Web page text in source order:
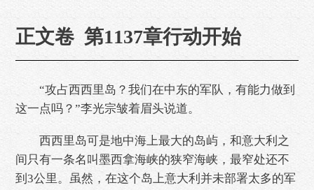
正文卷 第1137章行动开始
“攻占西西里岛？我们在中东的军队，有能力做到
这一点吗？”李光宗皱着眉头说道。
西西里岛可是地中海上最大的岛屿，和意大利之
间只有一条名叫墨西拿海峡的狭窄海峡，最窄处还不
到3公里。虽然，在这个岛上意大利并未部署太多的军